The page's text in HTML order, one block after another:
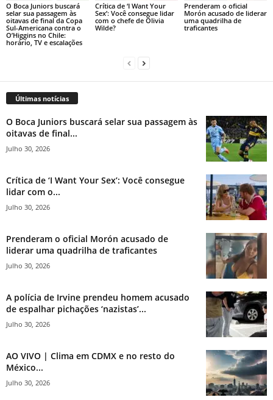
O Boca Juniors buscará
selar sua passagem às
oitavas de final da Copa
Sul-Americana contra o
O’Higgins no Chile:
horário, TV e escalações
Crítica de ‘I Want Your
Sex’: Você consegue lidar
com o chefe de Olivia
Wilde?
Prenderam o oficial
Morón acusado de liderar
uma quadrilha de
traficantes
Últimas notícias
O Boca Juniors buscará selar sua passagem às
oitavas de final...
Julho 30, 2026
Crítica de ‘I Want Your Sex’: Você consegue
lidar com o...
Julho 30, 2026
Prenderam o oficial Morón acusado de
liderar uma quadrilha de traficantes
Julho 30, 2026
A polícia de Irvine prendeu homem acusado
de espalhar pichações ‘nazistas’...
Julho 30, 2026
AO VIVO | Clima em CDMX e no resto do
México...
Julho 30, 2026